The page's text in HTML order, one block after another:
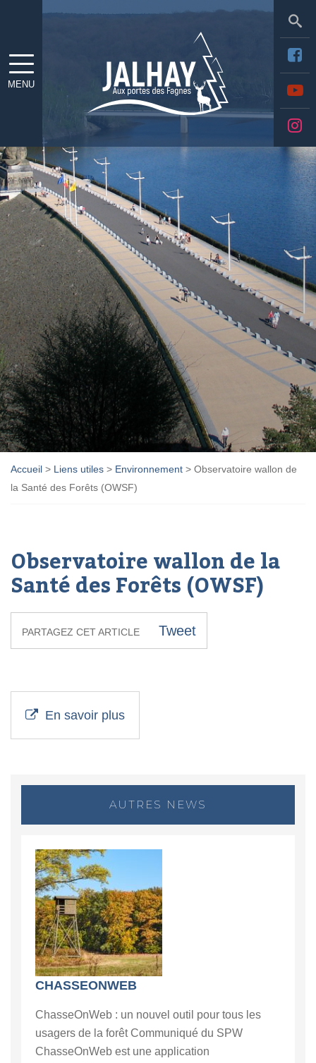
MENU
Accueil > Liens utiles > Environnement > Observatoire wallon de
la Santé des Forêts (OWSF)
Observatoire wallon de la
Santé des Forêts (OWSF)
PARTAGEZ CET ARTICLE Tweet
En savoir plus
AUTRES NEWS
CHASSEONWEB
ChasseOnWeb : un nouvel outil pour tous les
usagers de la forêt Communiqué du SPW
ChasseOnWeb est une application